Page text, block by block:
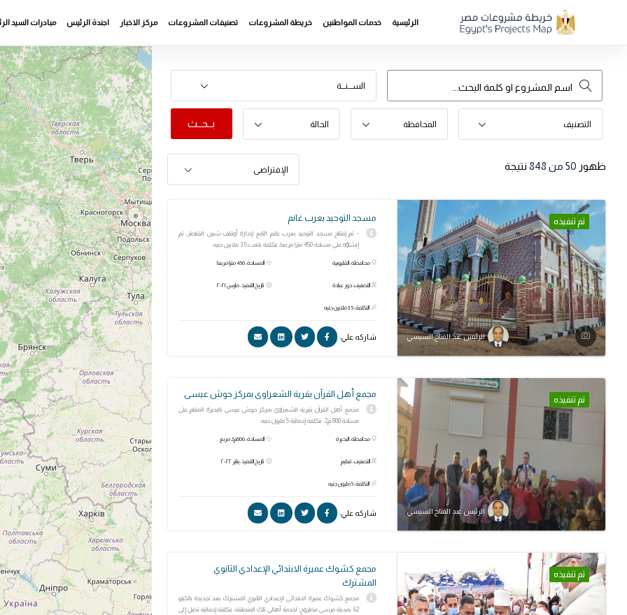
الرئيسية خدمات المواطنين خريطة المشروعات تصنيفات المشروعات مركز الاخبار اجندة الرئيس مبادرات السيد
الســـنـــة
التصنيف المحافظة الحالة بــحــث
الإفتراضى ظهور 50 من 848 نتيجة
تم تنفيذه
الرئيس عبد الفتاح السيسي
مسجد التوحيد بعرب غانم
- تم إفتتاح مسجد التوحيد بعرب غانم التابع لإدارة أوقاف شبين القناطر، تم
إنشاؤه على مساحة 450 مترا مربعا، بتكلفة بلغت 3.5 ملايين جنيه.
محافظة: القليوبية
التصنيف: دور عبادة
التكلفة: 3.5 ملايين جنيه
المساحة: 450 مترا مربعا
تاريخ التنفيذ: مارس ٢٠٢١
شاركه علي:
تم تنفيذه
الرئيس عبد الفتاح السيسي
مجمع أهل القرآن بقرية الشعراوى بمركز حوش عيسى
مجمع أهل القرآن بقرية الشعراوى بمركز حوش عيسى بالبحيرة المقام على
مساحة 800 م2 بتكلفة إجمالية 5 مليون جنيه.
محافظة: البحيرة
التصنيف: تعليم
التكلفة: 5 مليون جنيه
المساحة: 800م2 مربع
تاريخ التنفيذ: يناير ٢٠٢٢
شاركه علي:
تم تنفيذه
مجمع كشوك عميرة الابتدائي الإعدادي الثانوي
المشترك
مجمع كشوك عميرة الابتدائي الإعدادي الثانوي المشترك بعد تجديده بالكيلو
62 بمدينة مرسى مطروح؛ لخدمة أهالي تلك المنطقة، بتكلفة إجمالية تصل إلى